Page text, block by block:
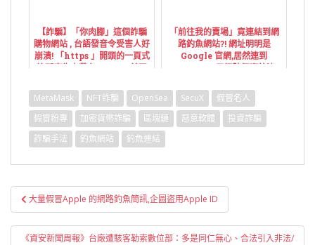
【詐騙】「你肉腳」這個詐騙
購物網站 , 台語發音令受害人好
崩潰! 「https 」開頭的一頁式
詐騙廣告夾帶在 Yahoo 首頁
「前往我的賣場」竟連結到網
路釣魚網站?! 網址明明是
Google 官網,居然連到
Yahoo!?...五招防個資外洩
MetaMask NFT詐騙 OpenSea SecuX
假冒名人
假冒粉專
加密貨幣詐騙 區塊鏈 惡意軟體
投資詐騙
詐騙手法
釣魚網站 釣魚連結
文
章
導
大量假冒Apple 的網路釣魚簡訊,企圖盜用Apple ID
《資安新聞周報》台廠遭駭客勒索數位部：多是同仁無心、合法引入非法/